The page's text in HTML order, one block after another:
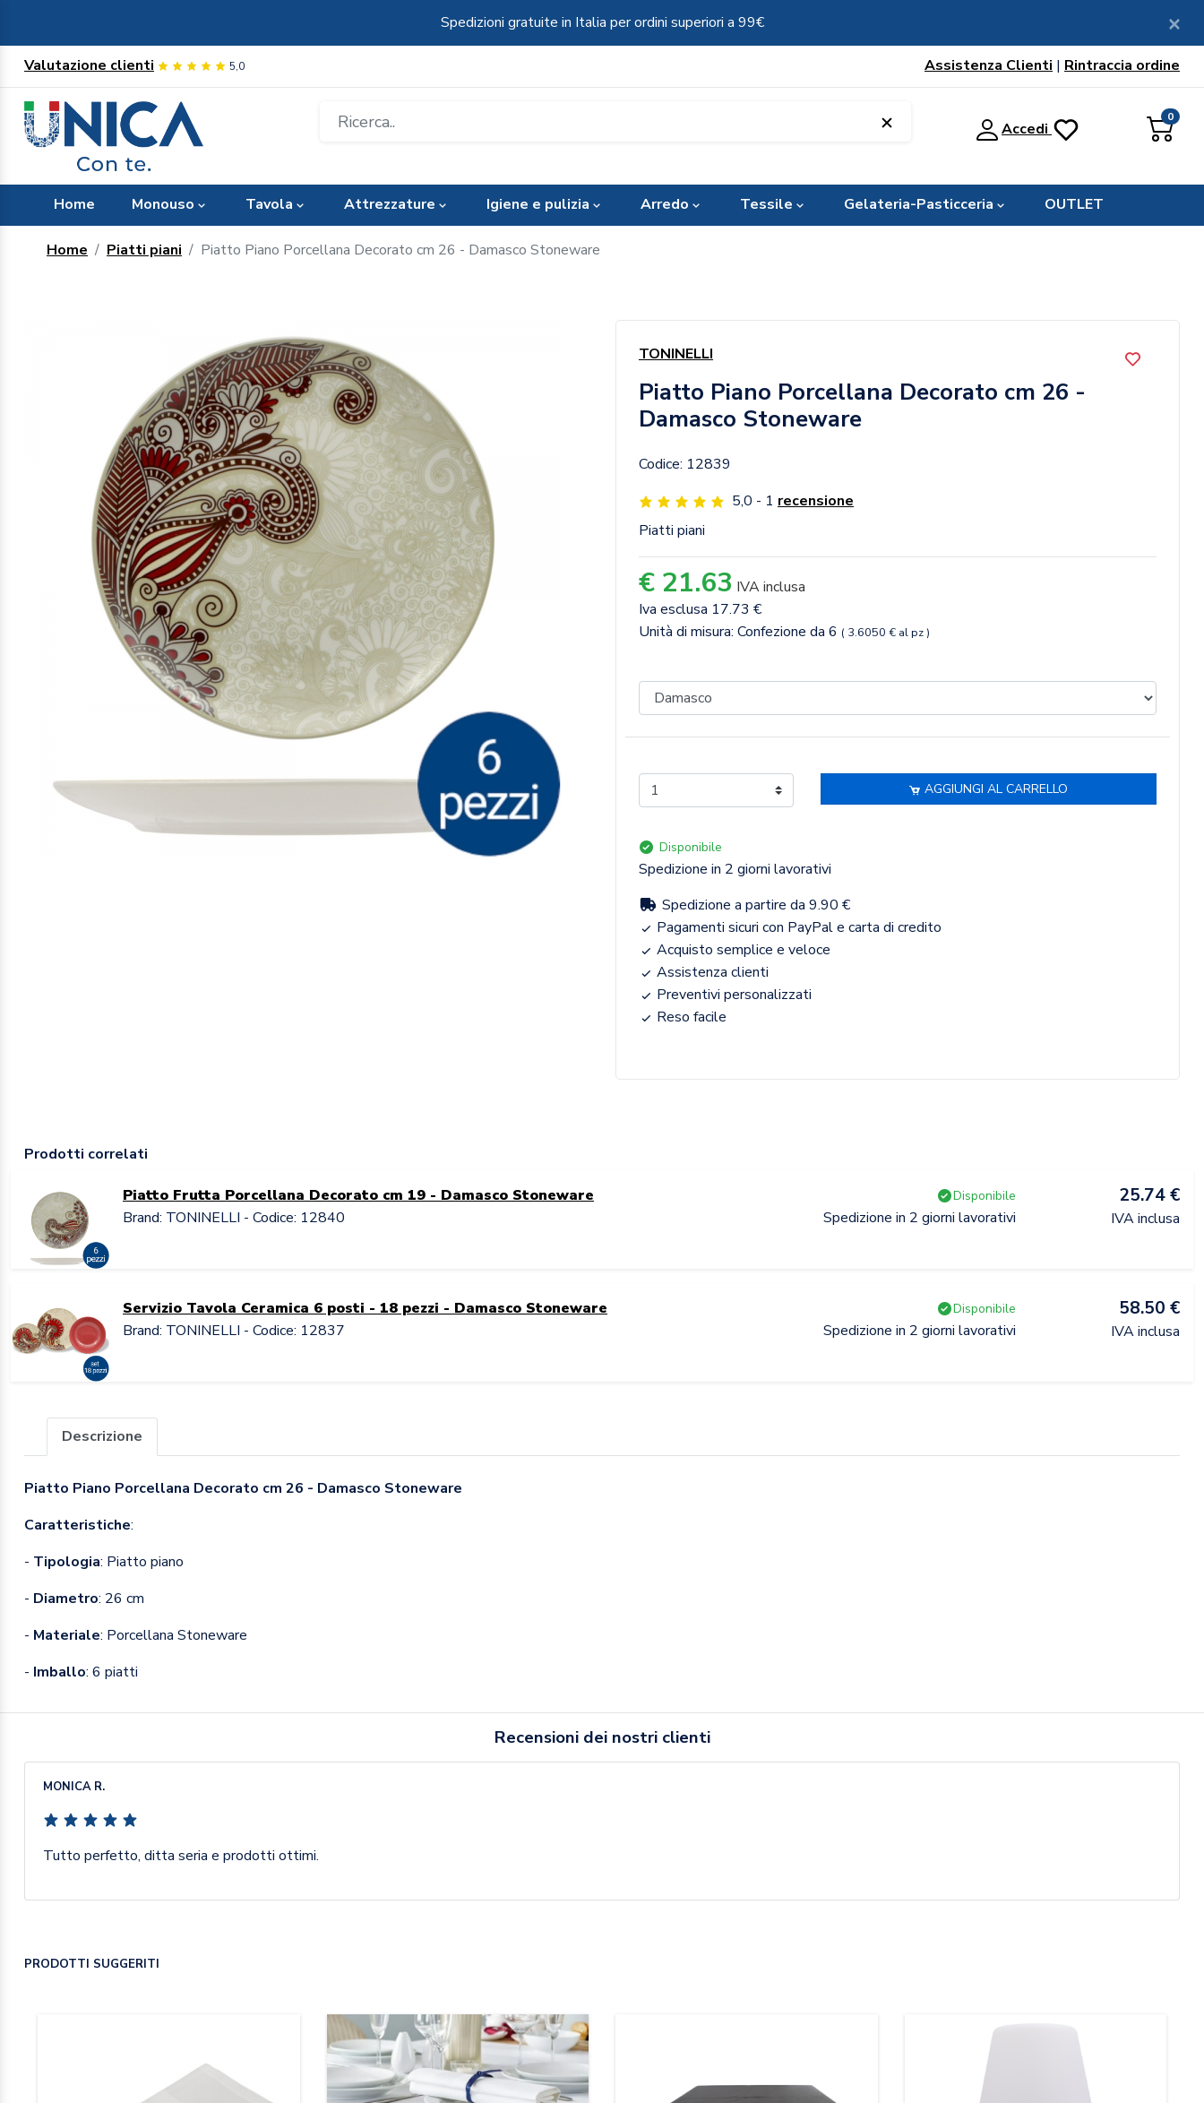
Spedizioni gratuite in Italia per ordini superiori a 99€
Valutazione clienti 5,0 Assistenza Clienti | Rintraccia ordine
0
Accedi
Home Monouso Tavola Attrezzature Igiene e pulizia Arredo Tessile Gelateria-Pasticceria OUTLET
Home Piatti piani Piatto Piano Porcellana Decorato cm 26 - Damasco Stoneware
TONINELLI
Piatto Piano Porcellana Decorato cm 26 -
Damasco Stoneware
Codice: 12839
5,0 - 1 recensione
Piatti piani
€ 21.63 IVA inclusa
Iva esclusa 17.73 €
Unità di misura: Confezione da 6 ( 3.6050 € al pz )
AGGIUNGI AL CARRELLO
Disponibile
Spedizione in 2 giorni lavorativi
Spedizione a partire da 9.90 €
Pagamenti sicuri con PayPal e carta di credito
Acquisto semplice e veloce
Assistenza clienti
Preventivi personalizzati
Reso facile
Prodotti correlati
Piatto Frutta Porcellana Decorato cm 19 - Damasco Stoneware
Brand: TONINELLI - Codice: 12840
Disponibile
Spedizione in 2 giorni lavorativi
25.74 €
IVA inclusa
Servizio Tavola Ceramica 6 posti - 18 pezzi - Damasco Stoneware
Brand: TONINELLI - Codice: 12837
Disponibile
Spedizione in 2 giorni lavorativi
58.50 €
IVA inclusa
Descrizione
Piatto Piano Porcellana Decorato cm 26 - Damasco Stoneware
Caratteristiche:
- Tipologia: Piatto piano
- Diametro: 26 cm
- Materiale: Porcellana Stoneware
- Imballo: 6 piatti
Recensioni dei nostri clienti
MONICA R.
Tutto perfetto, ditta seria e prodotti ottimi.
PRODOTTI SUGGERITI